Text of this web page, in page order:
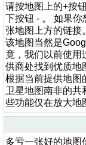
请按地图上的+按
下按钮 - 。 如果
张地图上方的链接
该地图当然是
竟，我们以前使用
供商处找到优质地
根据当前提供地图
卫星地图南非的共
些功能仅在放大地
多亏一张好的地图